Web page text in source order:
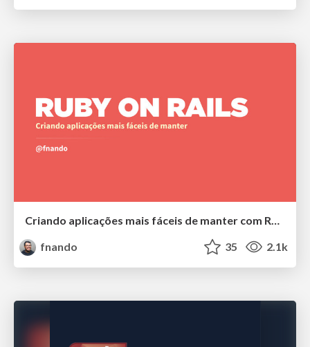
Criando aplicações mais fáceis de manter com Ruby on Rails
fnando
35 2.1k